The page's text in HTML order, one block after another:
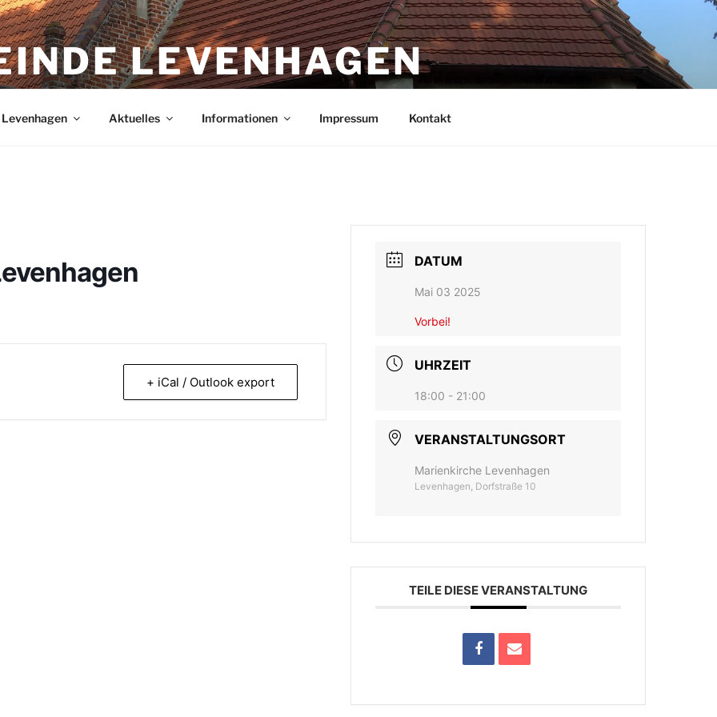
LEVENHAGEN
Aktuelles Informationen Impressum Kontakt
+ iCal / Outlook export
DATUM
Mai 03 2025
Vorbei!
UHRZEIT
18:00 - 21:00
VERANSTALTUNGSORT
Marienkirche Levenhagen
Levenhagen, Dorfstraße 10
TEILE DIESE VERANSTALTUNG